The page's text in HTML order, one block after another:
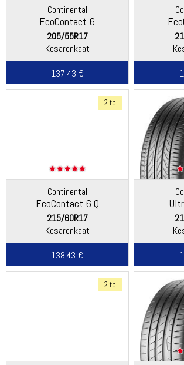
Continental
EcoContact 6
205/55R17
Kesärenkaat
137.43 €
2 tp
Continental
EcoContact 6 Q
215/60R17
Kesärenkaat
138.43 €
2 tp